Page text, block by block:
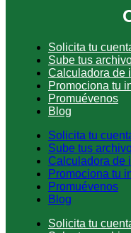
Solicita tu
Sube tus
Calculadora de
Promociona tu
Promuévenos
Blog
Solicita tu
Sube tus
Calculadora de
Promociona tu
Promuévenos
Blog
Solicita tu